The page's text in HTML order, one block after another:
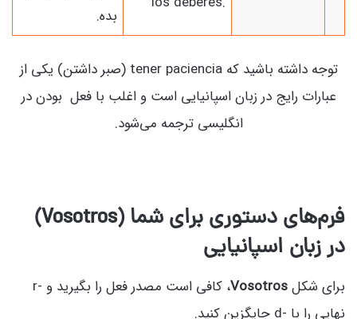
بده.
توجه داشته باشید که tener paciencia (صبر داشتن) یکی از
عبارات رایج در زبان اسپانیایی است و اغلب با فعل بودن در
انگلیسی ترجمه می‌شود.
فرم‌های دستوری برای شما (Vosotros)
در زبان اسپانیایی
برای شکلVosotros
، کافی است مصدر فعل را بگیرید و -r
نهایی را با -d جایگزین کنید.